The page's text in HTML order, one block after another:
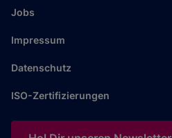
Jobs
Impressum
Datenschutz
ISO-Zertifizierungen